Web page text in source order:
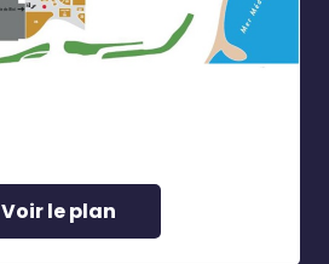
Voir le plan